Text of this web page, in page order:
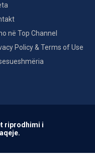
në Top Channel
Policy & Terms of Use
riprodhimi i